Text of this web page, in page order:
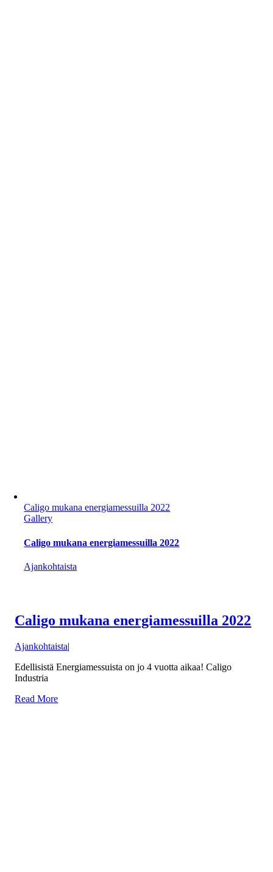
Caligo mukana energiamessuilla 2022
Gallery
Caligo mukana energiamessuilla 2022
Ajankohtaista
Caligo mukana energiamessuilla 2022
Ajankohtaista|
Edellisistä Energiamessuista on jo 4 vuotta aikaa! Caligo
Industria
Read More